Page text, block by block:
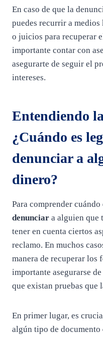
En caso de que la
puedes recurrir a
o juicios para recuperar
importante contar con
asegurarte de seguir el
intereses.
Entendiendo
¿Cuándo es
denunciar a
dinero?
Para comprender
denunciar a alguien que
tener en cuenta ciertos
reclamo. En muchos
manera de recuperar los
importante asegurarse
que existan pruebas que
En primer lugar, es
algún tipo de documento